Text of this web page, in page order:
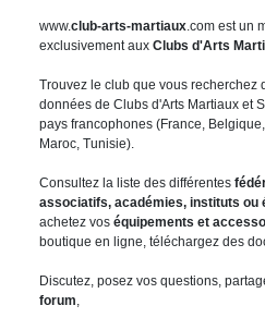
www.club-arts-martiaux.com est un
exclusivement aux Clubs d'Arts
Trouvez le club que vous recherchez
données de Clubs d'Arts Martiaux et
pays francophones (France,
Maroc, Tunisie).
Consultez la liste des différentes
associatifs, académies, instituts ou
achetez vos équipements et
boutique en ligne, téléchargez des
Discutez, posez vos questions,
forum,